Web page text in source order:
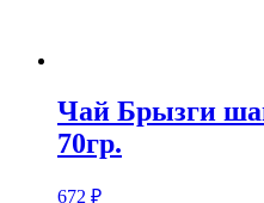
Чай Брызги
70гр.
672 ₽